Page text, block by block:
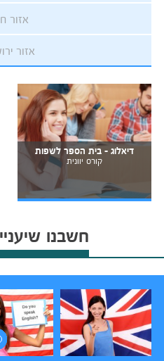
אזור
אזור
דיאלוג - בית הספר לשפות
קורס יוונית
חשבנו